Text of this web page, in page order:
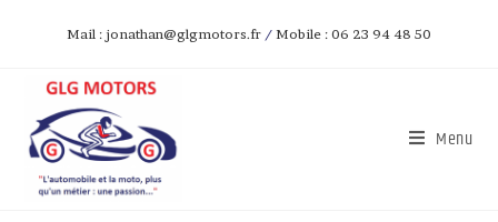
Mail : jonathan@glgmotors.fr / Mobile : 06 23 94 48 50
Menu